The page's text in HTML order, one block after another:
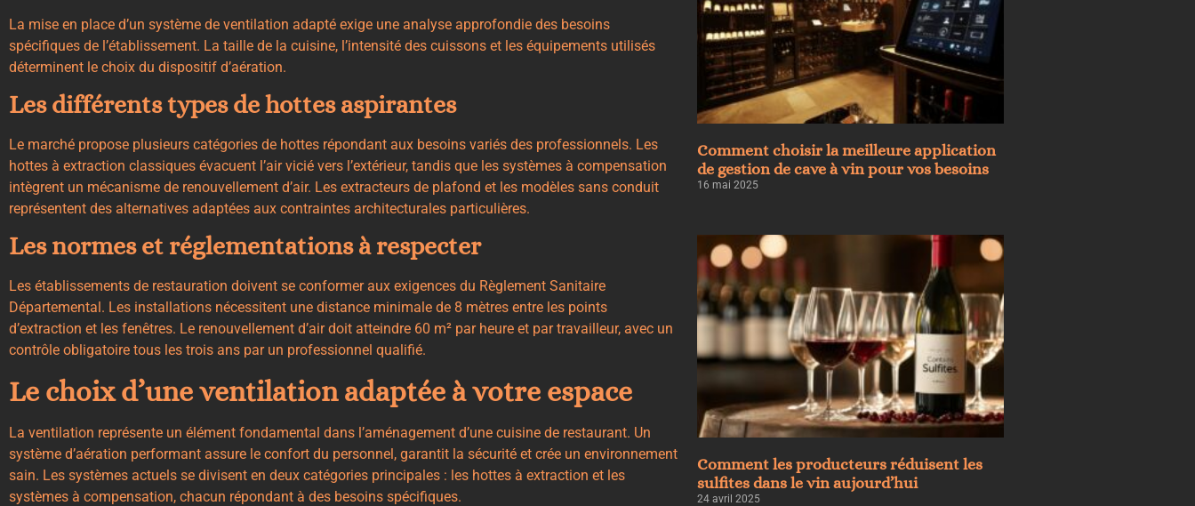
La mise en place d’un système de ventilation adapté exige une analyse approfondie des besoins
spécifiques de l’établissement. La taille de la cuisine, l’intensité des cuissons et les équipements utilisés
déterminent le choix du dispositif d’aération.
Les différents types de hottes aspirantes
Le marché propose plusieurs catégories de hottes répondant aux besoins variés des professionnels. Les
hottes à extraction classiques évacuent l’air vicié vers l’extérieur, tandis que les systèmes à compensation
intègrent un mécanisme de renouvellement d’air. Les extracteurs de plafond et les modèles sans conduit
représentent des alternatives adaptées aux contraintes architecturales particulières.
Les normes et réglementations à respecter
Les établissements de restauration doivent se conformer aux exigences du Règlement Sanitaire
Départemental. Les installations nécessitent une distance minimale de 8 mètres entre les points
d’extraction et les fenêtres. Le renouvellement d’air doit atteindre 60 m² par heure et par travailleur, avec un
contrôle obligatoire tous les trois ans par un professionnel qualifié.
Le choix d’une ventilation adaptée à votre espace
La ventilation représente un élément fondamental dans l’aménagement d’une cuisine de restaurant. Un
système d’aération performant assure le confort du personnel, garantit la sécurité et crée un environnement
sain. Les systèmes actuels se divisent en deux catégories principales : les hottes à extraction et les
systèmes à compensation, chacun répondant à des besoins spécifiques.
Comment choisir la meilleure application
de gestion de cave à vin pour vos besoins
16 mai 2025
Comment les producteurs réduisent les
sulfites dans le vin aujourd’hui
24 avril 2025